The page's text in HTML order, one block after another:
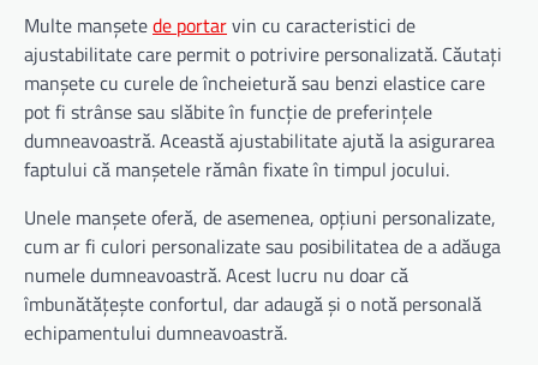
Multe manșetede portarvin cu caracteristici de
ajustabilitate care permit o potrivire personalizată. Căutați
manșete cu curele de încheietură sau benzi elastice care
pot fi strânse sau slăbite în funcție de preferințele
dumneavoastră. Această ajustabilitate ajută la asigurarea
faptului că manșetele rămân fixate în timpul jocului.
Unele manșete oferă, de asemenea, opțiuni personalizate,
cum ar fi culori personalizate sau posibilitatea de a adăuga
numele dumneavoastră. Acest lucru nu doar că
îmbunătățește confortul, dar adaugă și o notă personală
echipamentului dumneavoastră.